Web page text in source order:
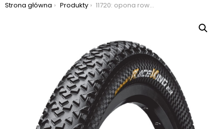
Jesteś tutaj:
Strona główna Produkty 11720: opona rowerowa continental race king 26×2,00